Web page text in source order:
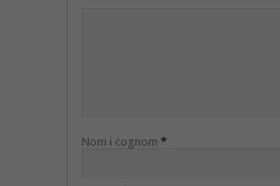
Nom i cognom *